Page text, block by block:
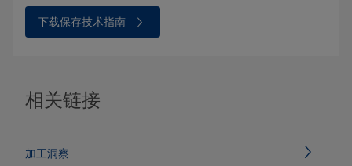
下载保存技术指南
相关链接
加工洞察